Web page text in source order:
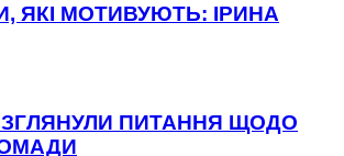
ЯКІ МОТИВУЮТЬ: ІРИНА
ПИТАННЯ ЩОДО